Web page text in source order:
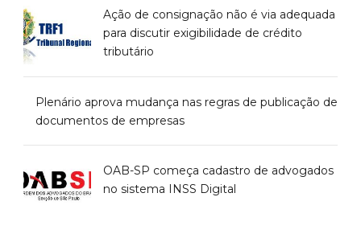
Ação de consignação não é via adequada
para discutir exigibilidade de crédito
tributário
Plenário aprova mudança nas regras de publicação de
documentos de empresas
OAB-SP começa cadastro de advogados
no sistema INSS Digital